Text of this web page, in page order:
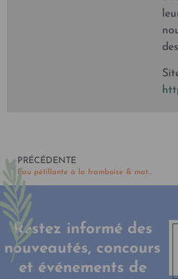
PRÉCÉDENTE
Eau pétillante à la framboise & matcha fouetté
Restez informé des
nouveautés, concours
et événements de